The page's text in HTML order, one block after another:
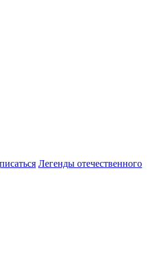
Легенды отечественного